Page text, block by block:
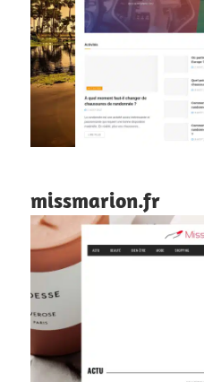
missmarion.fr